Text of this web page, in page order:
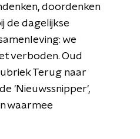
doordenken
de dagelijkse
we
verboden. Oud
Terug naar
'Nieuwssnipper',
waarmee